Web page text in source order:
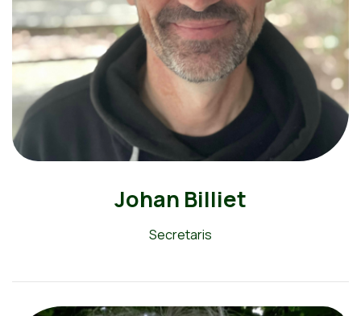
Johan Billiet
Secretaris